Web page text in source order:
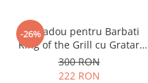
-26%
Set Cadou pentru Barbati
King of the Grill cu Gratar
Portabil, Sort si Accesorii BBQ
300 RON
222 RON